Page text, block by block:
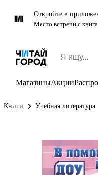
Откройте в
Место встречи с
МагазиныАкции
Книги Учебная литература